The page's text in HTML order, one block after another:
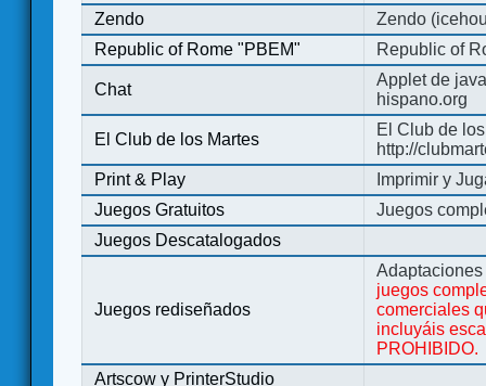
Zendo
Zendo
Republic of Rome "PBEM"
Republic of
Chat
Applet de
hispano.org
El Club de los Martes
El Club de
http://
Print & Play
Imprimir y
Juegos Gratuitos
Juegos
Juegos Descatalogados
Juegos rediseñados
juegos
comerciales
incluyáis
PROHIBIDO.
Artscow y PrinterStudio